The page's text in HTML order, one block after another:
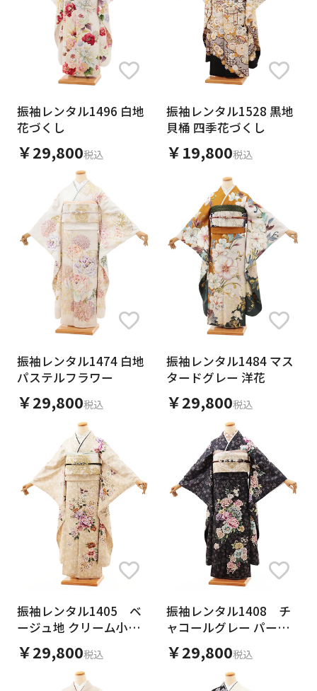
素材
キーワード
キャンセル 検索する
振袖レンタル1496 白地
花づくし
￥29,800税込
振袖レンタル1528 黒地
貝桶 四季花づくし
￥19,800税込
振袖レンタル1474 白地
パステルフラワー
￥29,800税込
振袖レンタル1484 マス
タードグレー 洋花
￥29,800税込
振袖レンタル1405 ベ
ージュ地 クリーム小花
ブーケ
￥29,800税込
振袖レンタル1408 チ
ャコールグレー パープ
ル小花 ブーケ
￥29,800税込